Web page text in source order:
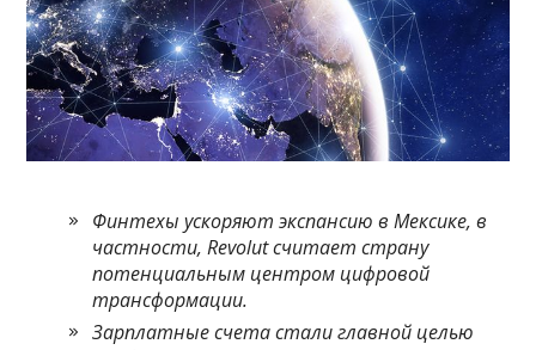
Финтехы ускоряют экспансию в Мексике, в
частности, Revolut считает страну
потенциальным центром цифровой
трансформации.
Зарплатные счета стали главной целью